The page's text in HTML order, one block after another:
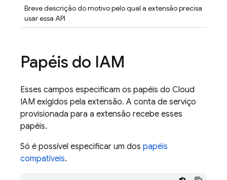
Breve descrição do motivo pelo qual a extensão precisa
usar essa API
Papéis do IAM
Esses campos especificam os papéis do Cloud
IAM exigidos pela extensão. A conta de serviço
provisionada para a extensão recebe esses
papéis.
Só é possível especificar um dos papéis
compatíveis.